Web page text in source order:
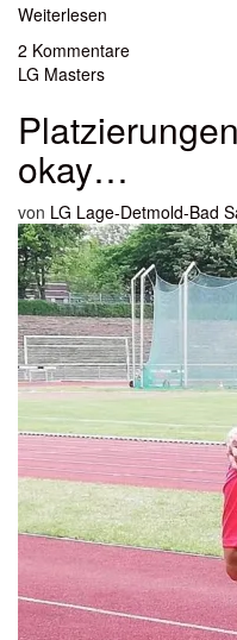
Weiterlesen
2 Kommentare
LG Masters
okay…
von LG Lage-Detmold-Bad